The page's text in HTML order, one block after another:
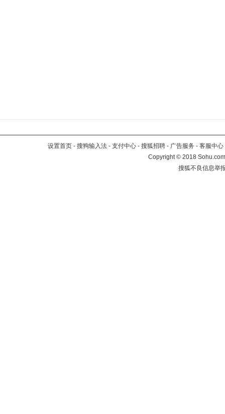
设置首页 - 搜狗输入法 - 支付中心 - 搜狐招聘 - 广告服务 - 客服中心
Copyright©2018
搜狐不良信息举